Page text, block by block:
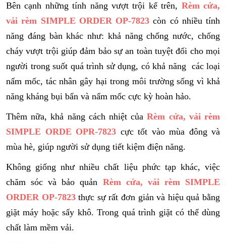
Bên cạnh những tính năng vượt trội kể trên, Rèm cửa,
vải rèm SIMPLE ORDER OP-7823 còn có nhiều tính
năng đáng bàn khác như: khả năng chống nước, chống
cháy vượt trội giúp đảm bảo sự an toàn tuyệt đối cho mọi
người trong suốt quá trình sử dụng, có khả năng các loại
nấm mốc, tác nhân gây hại trong môi trường sống vì khả
năng kháng bụi bẩn và nấm mốc cực kỳ hoàn hảo.
Thêm nữa, khả năng cách nhiệt củaRèm cửa, vải rèm
SIMPLE ORDE OPR-7823 cực tốt vào mùa đông và
mùa hè, giúp người sử dụng tiết kiệm điện năng.
Không giống như nhiều chất liệu phức tạp khác, việc
chăm sóc và bảo quản Rèm cửa, vải rèm SIMPLE
ORDER OP-7823thực sự rất đơn giản và hiệu quả bằng
giặt máy hoặc sấy khô. Trong quá trình giặt có thể dùng
chất làm mềm vải.